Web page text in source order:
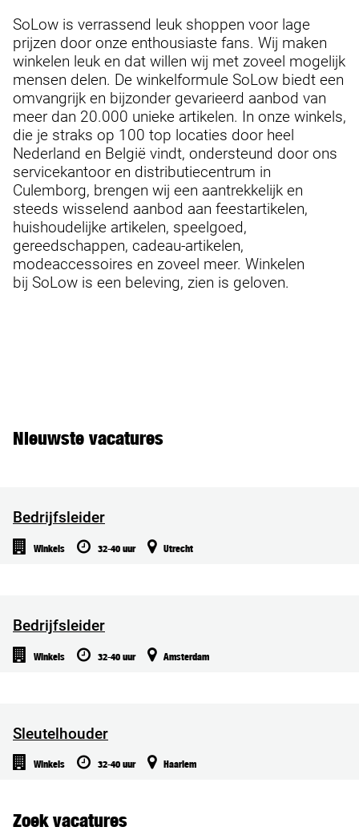
SoLow is verrassend leuk shoppen voor lage
prijzen door onze enthousiaste fans. Wij maken
winkelen leuk en dat willen wij met zoveel mogelijk
mensen delen. De winkelformule SoLow biedt een
omvangrijk en bijzonder gevarieerd aanbod van
meer dan 20.000 unieke artikelen. In onze winkels,
die je straks op 100 top locaties door heel
Nederland en België vindt, ondersteund door ons
servicekantoor en distributiecentrum in
Culemborg, brengen wij een aantrekkelijk en
steeds wisselend aanbod aan feestartikelen,
huishoudelijke artikelen, speelgoed,
gereedschappen, cadeau-artikelen,
modeaccessoires en zoveel meer. Winkelen
bij SoLow is een beleving, zien is geloven.
Nieuwste vacatures
Bedrijfsleider
Winkels 32-40 uur Utrecht
Bedrijfsleider
Winkels 32-40 uur Amsterdam
Sleutelhouder
Winkels 32-40 uur Haarlem
Zoek vacatures